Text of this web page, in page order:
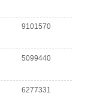
9101570
5099440
6277331